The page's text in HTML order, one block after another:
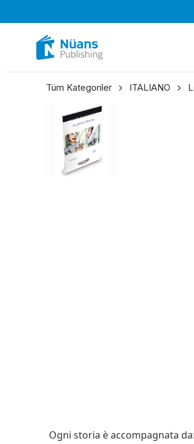
Tüm Kategoriler ITALIANO
Ogni storia è accompagnata da: